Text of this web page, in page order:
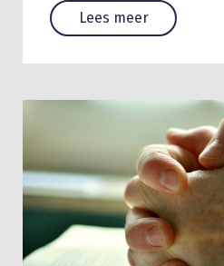
Lees meer